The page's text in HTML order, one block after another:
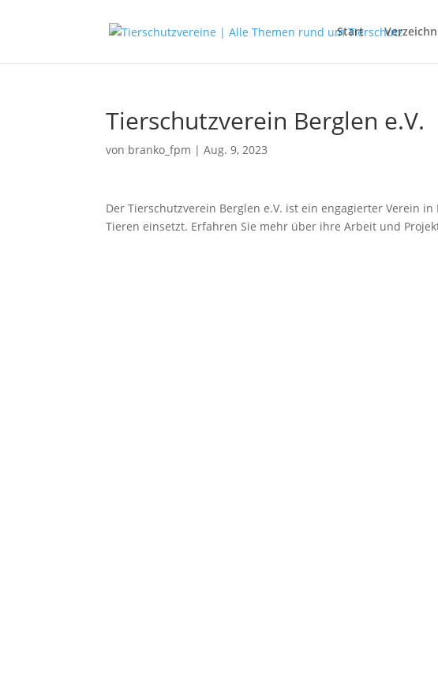
Start
Tierschutzverein Berglen e.V.
von branko_fpm |Aug. 9, 2023
Der Tierschutzverein Berglen e.V. ist ein engagierter Verein
Tieren einsetzt. Erfahren Sie mehr über ihre Arbeit und